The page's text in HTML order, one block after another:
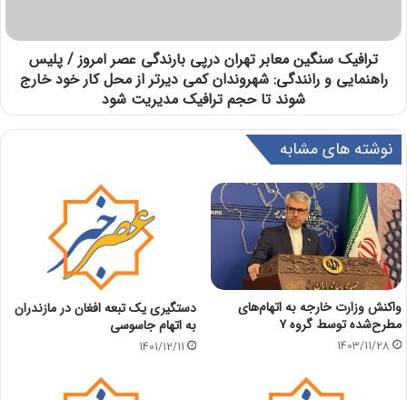
ترافیک سنگین معابر تهران درپی بارندگی عصر امروز / پلیس
راهنمایی و رانندگی: شهروندان کمی دیرتر از محل کار خود خارج
شوند تا حجم ترافیک مدیریت شود
نوشته های مشابه
واکنش وزارت خارجه به اتهام‌های
مطرح‌شده توسط گروه ۷
1403/11/28
دستگیری یک تبعه افغان در مازندران
به اتهام جاسوسی
1401/12/11